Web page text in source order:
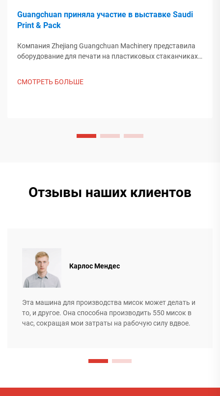
Guangchuan приняла участие в выставке Saudi
Print & Pack
Компания Zhejiang Guangchuan Machinery представила
оборудование для печати на пластиковых стаканчиках
СМОТРЕТЬ БОЛЬШЕ
Отзывы наших клиентов
Карлос Мендес
Эта машина для производства мисок может делать и
то, и другое. Она способна производить 550 мисок в
час, сокращая мои затраты на рабочую силу вдвое.